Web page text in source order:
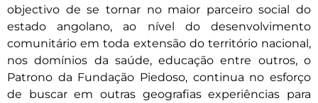
objectivo de se tornar no maior parceiro social do
estado angolano, ao nível do desenvolvimento
comunitário em toda extensão do território nacional,
nos domínios da saúde, educação entre outros, o
Patrono da Fundação Piedoso, continua no esforço
de buscar em outras geografias experiências para